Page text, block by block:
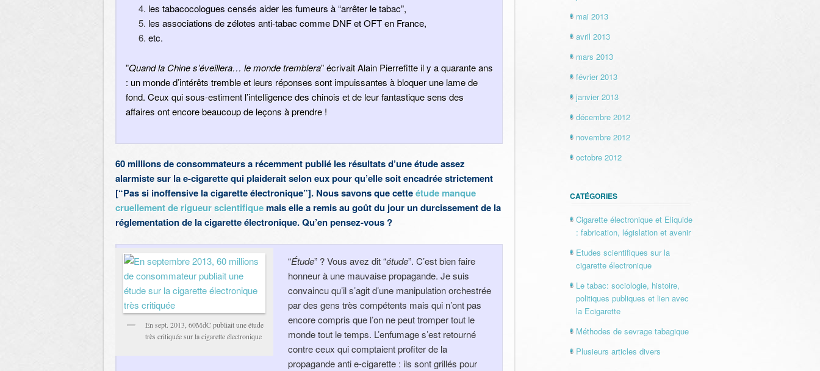
les tabacocologues censés aider les fumeurs à “arrêter le tabac”,
les associations de zélotes anti-tabac comme DNF et OFT en France,
etc.
”Quand la Chine s’éveillera… le monde tremblera” écrivait Alain Pierrefitte il y a quarante ans
: un monde d’intérêts tremble et leurs réponses sont impuissantes à bloquer une lame de
fond. Ceux qui sous-estiment l’intelligence des chinois et de leur fantastique sens des
affaires ont encore beaucoup de leçons à prendre !
60 millions de consommateurs a récemment publié les résultats d’une étude assez
alarmiste sur la e-cigarette qui plaiderait selon eux pour qu’elle soit encadrée strictement
[“Pas si inoffensive la cigarette électronique”]. Nous savons que cetteétude manque
cruellement de rigueur scientifiquemais elle a remis au goût du jour un durcissement de la
réglementation de la cigarette électronique. Qu’en pensez-vous ?
En sept. 2013, 60MdC publiait une étude
très critiquée sur la cigarette électronique
“Étude” ? Vous avez dit “étude”. C’est bien faire
honneur à une mauvaise propagande. Je suis
convaincu qu’il s’agit d’une manipulation orchestrée
par des gens très compétents mais qui n’ont pas
encore compris que l’on ne peut tromper tout le
monde tout le temps. L’enfumage s’est retourné
contre ceux qui comptaient profiter de la
propagande anti e-cigarette : ils sont grillés pour
mai 2013
avril 2013
mars 2013
février 2013
janvier 2013
décembre 2012
novembre 2012
octobre 2012
CATÉGORIES
Cigarette électronique et Eliquide
: fabrication, législation et avenir
Etudes scientifiques sur la
cigarette électronique
Le tabac: sociologie, histoire,
politiques publiques et lien avec
la Ecigarette
Méthodes de sevrage tabagique
Plusieurs articles divers